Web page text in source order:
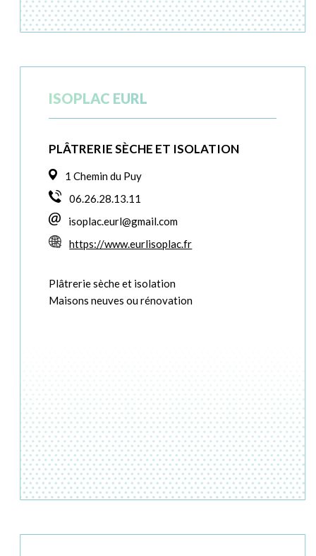
ISOPLAC EURL
PLÂTRERIE SÈCHE ET ISOLATION
1 Chemin du Puy
06.26.28.13.11
isoplac.eurl@gmail.com
https://www.eurlisoplac.fr
Plâtrerie sèche et isolation
Maisons neuves ou rénovation